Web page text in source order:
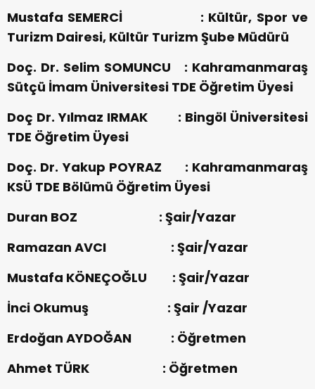
Mustafa SEMERCİ : Kültür, Spor ve
Turizm Dairesi, Kültür Turizm Şube Müdürü
Doç. Dr. Selim SOMUNCU : Kahramanmaraş
Sütçü İmam Üniversitesi TDE Öğretim Üyesi
Doç Dr. Yılmaz IRMAK : Bingöl Üniversitesi
TDE Öğretim Üyesi
Doç. Dr. Yakup POYRAZ : Kahramanmaraş
KSÜ TDE Bölümü Öğretim Üyesi
Duran BOZ : Şair/Yazar
Ramazan AVCI : Şair/Yazar
Mustafa KÖNEÇOĞLU : Şair/Yazar
İnci Okumuş : Şair /Yazar
Erdoğan AYDOĞAN : Öğretmen
Ahmet TÜRK : Öğretmen